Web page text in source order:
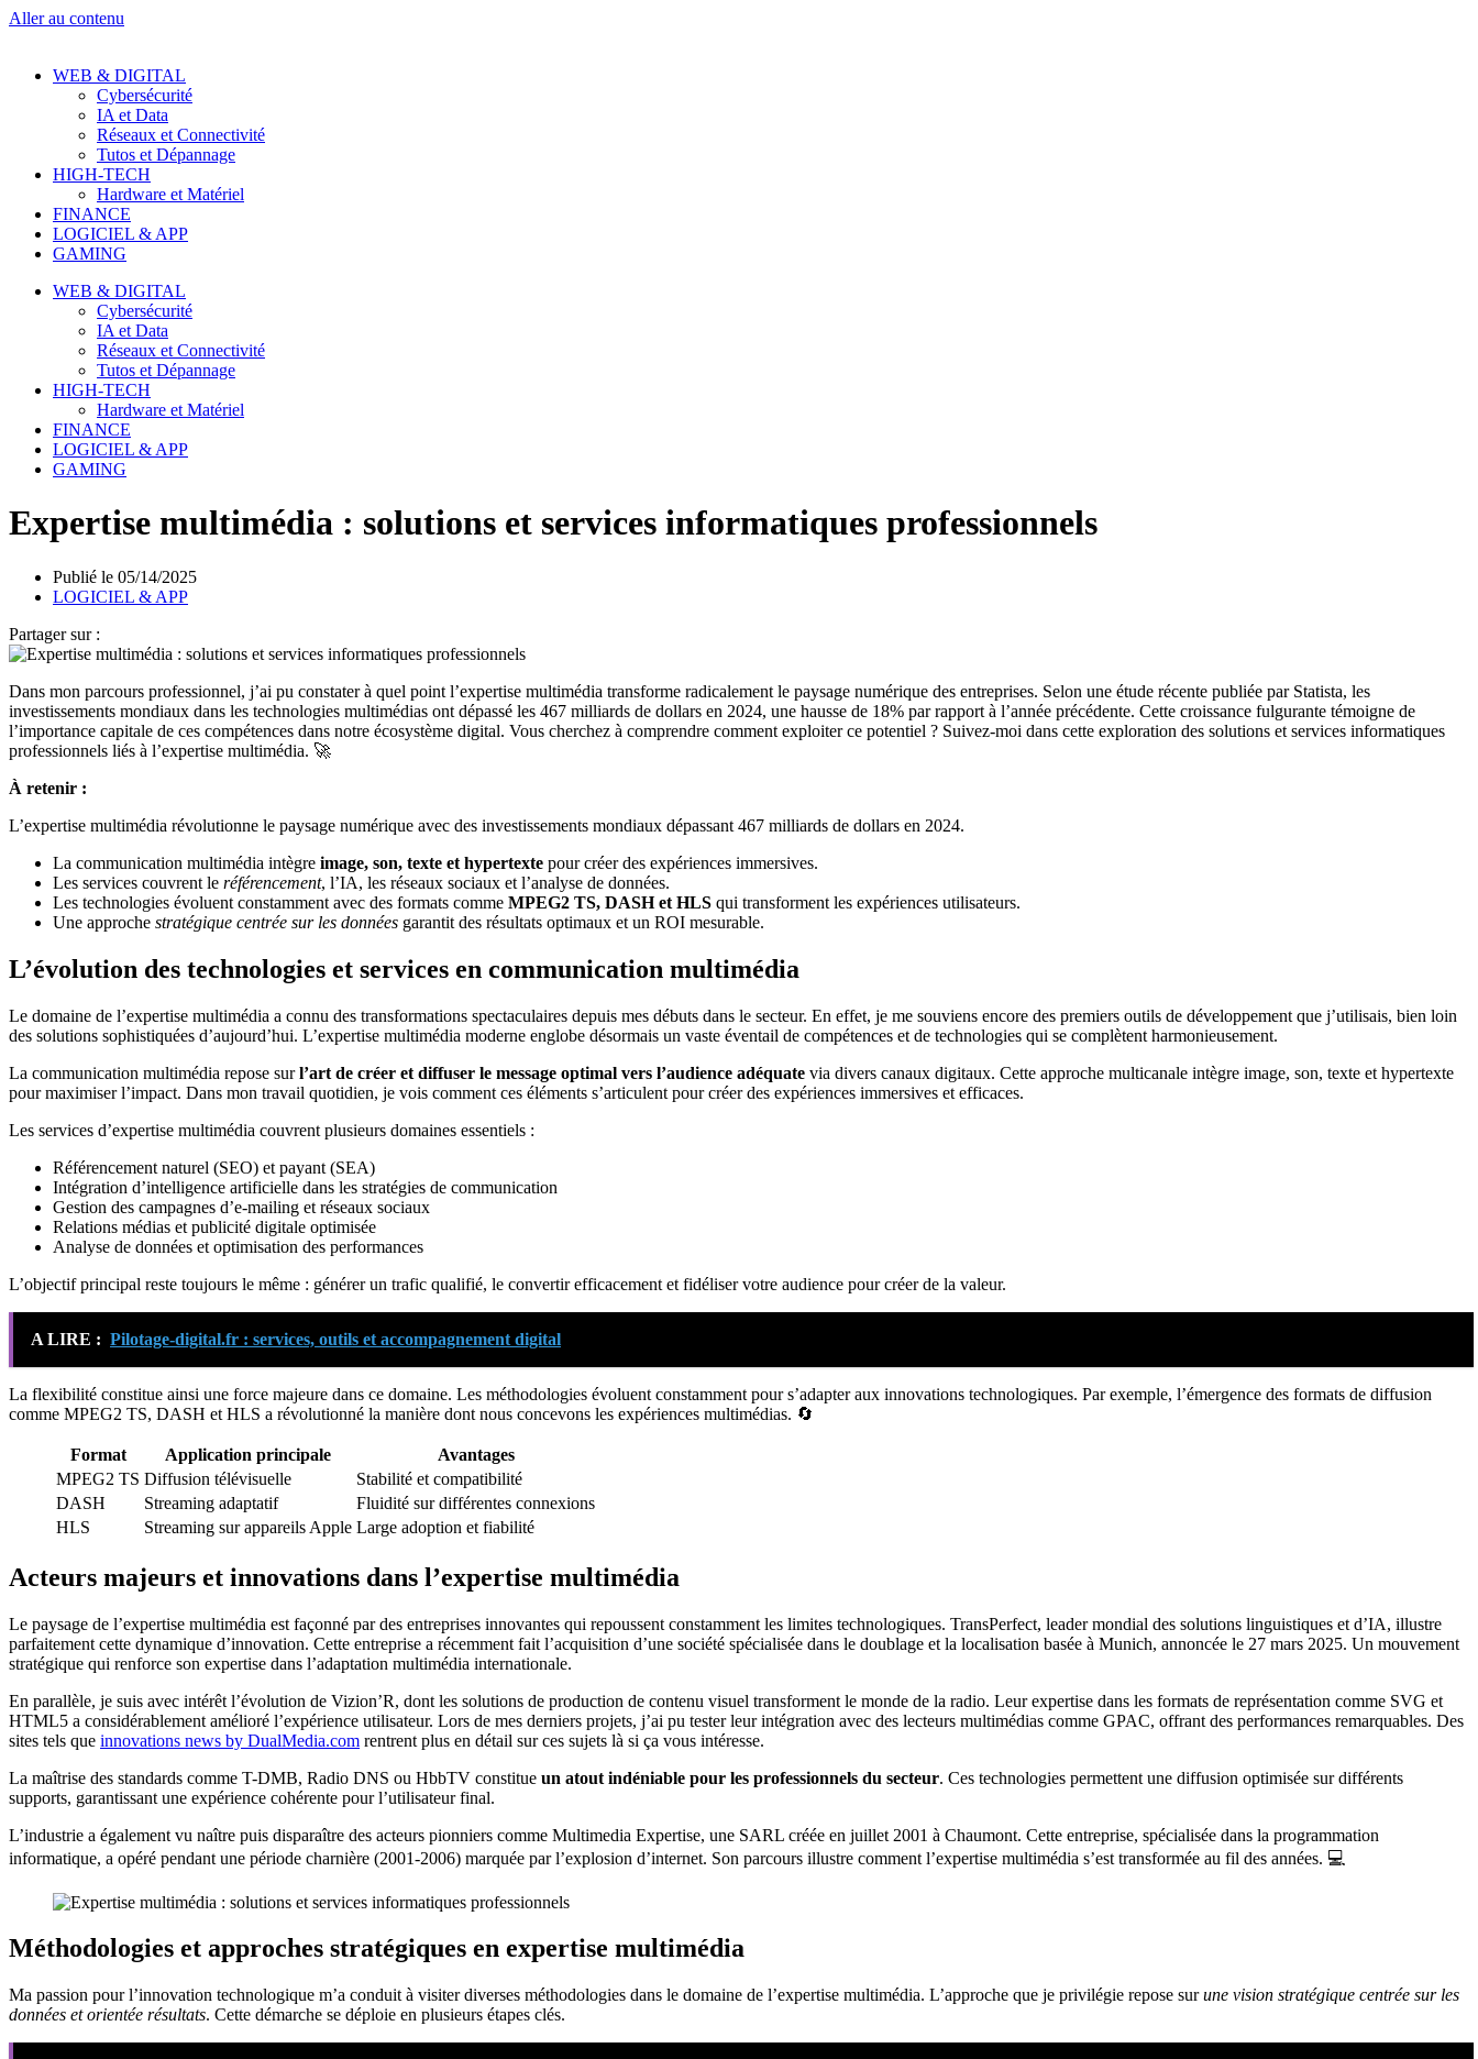
Aller au contenu
WEB & DIGITAL
Cybersécurité
IA et Data
Réseaux et Connectivité
Tutos et Dépannage
HIGH-TECH
Hardware et Matériel
FINANCE
LOGICIEL & APP
GAMING
WEB & DIGITAL
Cybersécurité
IA et Data
Réseaux et Connectivité
Tutos et Dépannage
HIGH-TECH
Hardware et Matériel
FINANCE
LOGICIEL & APP
GAMING
Expertise multimédia : solutions et services informatiques professionnels
Publié le 05/14/2025
LOGICIEL & APP
Partager sur :
Dans mon parcours professionnel, j’ai pu constater à quel point l’expertise multimédia transforme radicalement le paysage numérique des entreprises. Selon une étude récente publiée par Statista, les
investissements mondiaux dans les technologies multimédias ont dépassé les 467 milliards de dollars en 2024, une hausse de 18% par rapport à l’année précédente. Cette croissance fulgurante témoigne de
l’importance capitale de ces compétences dans notre écosystème digital. Vous cherchez à comprendre comment exploiter ce potentiel ? Suivez-moi dans cette exploration des solutions et services informatiques
professionnels liés à l’expertise multimédia. 🚀
À retenir :
L’expertise multimédia révolutionne le paysage numérique avec des investissements mondiaux dépassant 467 milliards de dollars en 2024.
La communication multimédia intègre image, son, texte et hypertexte pour créer des expériences immersives.
Les services couvrent le référencement, l’IA, les réseaux sociaux et l’analyse de données.
Les technologies évoluent constamment avec des formats comme MPEG2 TS, DASH et HLS qui transforment les expériences utilisateurs.
Une approche stratégique centrée sur les données garantit des résultats optimaux et un ROI mesurable.
L’évolution des technologies et services en communication multimédia
Le domaine de l’expertise multimédia a connu des transformations spectaculaires depuis mes débuts dans le secteur. En effet, je me souviens encore des premiers outils de développement que j’utilisais, bien loin
des solutions sophistiquées d’aujourd’hui. L’expertise multimédia moderne englobe désormais un vaste éventail de compétences et de technologies qui se complètent harmonieusement.
La communication multimédia repose surl’art de créer et diffuser le message optimal vers l’audience adéquate via divers canaux digitaux. Cette approche multicanale intègre image, son, texte et hypertexte
pour maximiser l’impact. Dans mon travail quotidien, je vois comment ces éléments s’articulent pour créer des expériences immersives et efficaces.
Les services d’expertise multimédia couvrent plusieurs domaines essentiels :
Référencement naturel (SEO) et payant (SEA)
Intégration d’intelligence artificielle dans les stratégies de communication
Gestion des campagnes d’e-mailing et réseaux sociaux
Relations médias et publicité digitale optimisée
Analyse de données et optimisation des performances
L’objectif principal reste toujours le même : générer un trafic qualifié, le convertir efficacement et fidéliser votre audience pour créer de la valeur.
A LIRE : Pilotage-digital.fr : services, outils et accompagnement digital
La flexibilité constitue ainsi une force majeure dans ce domaine. Les méthodologies évoluent constamment pour s’adapter aux innovations technologiques. Par exemple, l’émergence des formats de diffusion
comme MPEG2 TS, DASH et HLS a révolutionné la manière dont nous concevons les expériences multimédias. 🔄
Format Application principale
Avantages
MPEG2 TS Diffusion télévisuelle
Stabilité et compatibilité
DASH
Streaming adaptatif
Fluidité sur différentes connexions
HLS
Streaming sur appareils Apple Large adoption et fiabilité
Acteurs majeurs et innovations dans l’expertise multimédia
Le paysage de l’expertise multimédia est façonné par des entreprises innovantes qui repoussent constamment les limites technologiques. TransPerfect, leader mondial des solutions linguistiques et d’IA, illustre
parfaitement cette dynamique d’innovation. Cette entreprise a récemment fait l’acquisition d’une société spécialisée dans le doublage et la localisation basée à Munich, annoncée le 27 mars 2025. Un mouvement
stratégique qui renforce son expertise dans l’adaptation multimédia internationale.
En parallèle, je suis avec intérêt l’évolution de Vizion’R, dont les solutions de production de contenu visuel transforment le monde de la radio. Leur expertise dans les formats de représentation comme SVG et
HTML5 a considérablement amélioré l’expérience utilisateur. Lors de mes derniers projets, j’ai pu tester leur intégration avec des lecteurs multimédias comme GPAC, offrant des performances remarquables. Des
sites tels que innovations news by DualMedia.com rentrent plus en détail sur ces sujets là si ça vous intéresse.
La maîtrise des standards comme T-DMB, Radio DNS ou HbbTV constitue un atout indéniable pour les professionnels du secteur. Ces technologies permettent une diffusion optimisée sur différents
supports, garantissant une expérience cohérente pour l’utilisateur final.
L’industrie a également vu naître puis disparaître des acteurs pionniers comme Multimedia Expertise, une SARL créée en juillet 2001 à Chaumont. Cette entreprise, spécialisée dans la programmation
informatique, a opéré pendant une période charnière (2001-2006) marquée par l’explosion d’internet. Son parcours illustre comment l’expertise multimédia s’est transformée au fil des années. 💻
Méthodologies et approches stratégiques en expertise multimédia
Ma passion pour l’innovation technologique m’a conduit à visiter diverses méthodologies dans le domaine de l’expertise multimédia. L’approche que je privilégie repose surune vision stratégique centrée sur les
données et orientée résultats. Cette démarche se déploie en plusieurs étapes clés.